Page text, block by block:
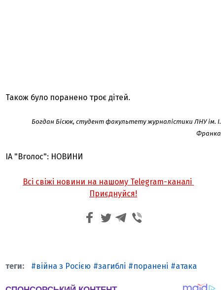
Також було поранено троє дітей.
Богдан Бісюк, студент факультету журналістики ЛНУ ім. І.
Франка
ІА "Вголос": НОВИНИ
Всі свіжі новини на нашому Telegram-каналі
Приєднуйся!
війна з Росією загиблі поранені атака